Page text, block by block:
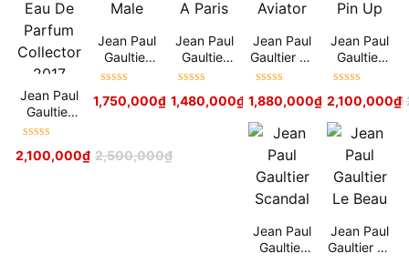
Jean Paul
Gaultier
Classique
Parfum
hạng5sao 2,500,000₫
2,100,000₫
Jean Paul
Gaultier
Ultra Male
hạng5sao
1,750,000₫ –2,100,000₫
Jean Paul
Gaultier
Scandal A
hạng5sao
1,480,000₫ –2,150,000₫
Jean Paul
Gaultier Le
Male
hạng5sao 2,550,000₫
1,880,000₫
Jean Paul
Gaultier
Classique
hạng5sao
2,100,000₫
Jean Paul
Gaultier
Jean Paul
Gaultier Le